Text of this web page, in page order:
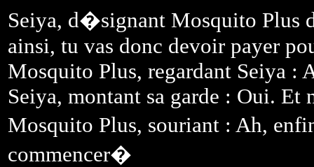
Seiya, d�signant Mosquito Plus
ainsi, tu vas donc devoir payer
Mosquito Plus, regardant Seiya :
Seiya, montant sa garde : Oui. Et
Mosquito Plus, souriant : Ah,
commencer�